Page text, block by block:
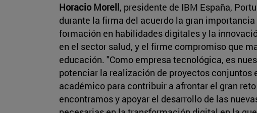
Horacio Morell, presidente de IBM España,
durante la firma del acuerdo la gran
formación en habilidades digitales y la
en el sector salud, y el firme compromiso que
educación. "Como empresa tecnológica, es
potenciar la realización de proyectos conjuntos
académico para contribuir a afrontar el gran
encontramos y apoyar el desarrollo de las